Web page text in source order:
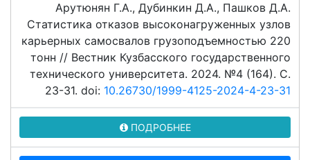
Арутюнян Г.А., Дубинкин Д.А., Пашков Д.А.
Статистика отказов высоконагруженных узлов
карьерных самосвалов грузоподъемностью 220
тонн // Вестник Кузбасского государственного
технического университета. 2024. №4 (164). C.
23-31. doi: 10.26730/1999-4125-2024-4-23-31
ПОДРОБНЕЕ